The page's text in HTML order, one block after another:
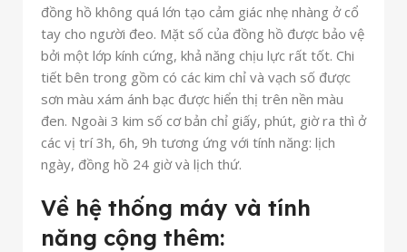
đồng hồ không quá lớn tạo cảm giác nhẹ nhàng ở cổ
tay cho người đeo. Mặt số của đồng hồ được bảo vệ
bởi một lớp kính cứng, khả năng chịu lực rất tốt. Chi
tiết bên trong gồm có các kim chỉ và vạch số được
sơn màu xám ánh bạc được hiển thị trên nền màu
đen. Ngoài 3 kim số cơ bản chỉ giấy, phút, giờ ra thì ở
các vị trí 3h, 6h, 9h tương ứng với tính năng: lịch
ngày, đồng hồ 24 giờ và lịch thứ.
Về hệ thống máy và tính
năng cộng thêm: